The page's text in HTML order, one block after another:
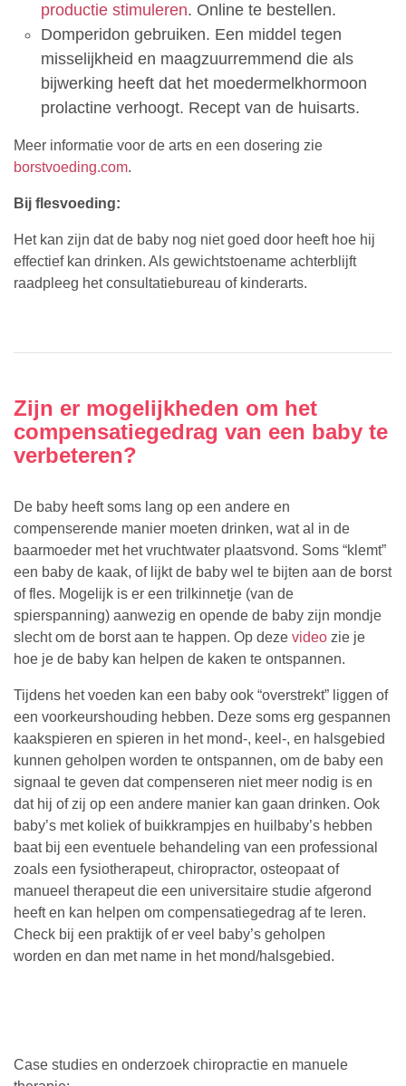
productie stimuleren. Online te bestellen.
Domperidon gebruiken. Een middel tegen
misselijkheid en maagzuurremmend die als
bijwerking heeft dat het moedermelkhormoon
prolactine verhoogt. Recept van de huisarts.
Meer informatie voor de arts en een dosering zie
borstvoeding.com.
Bij flesvoeding:
Het kan zijn dat de baby nog niet goed door heeft hoe hij
effectief kan drinken. Als gewichtstoename achterblijft
raadpleeg het consultatiebureau of kinderarts.
Zijn er mogelijkheden om het
compensatiegedrag van een baby te
verbeteren?
De baby heeft soms lang op een andere en
compenserende manier moeten drinken, wat al in de
baarmoeder met het vruchtwater plaatsvond. Soms “klemt”
een baby de kaak, of lijkt de baby wel te bijten aan de borst
of fles. Mogelijk is er een trilkinnetje (van de
spierspanning) aanwezig en opende de baby zijn mondje
slecht om de borst aan te happen. Op deze video zie je
hoe je de baby kan helpen de kaken te ontspannen.
Tijdens het voeden kan een baby ook “overstrekt” liggen of
een voorkeurshouding hebben. Deze soms erg gespannen
kaakspieren en spieren in het mond-, keel-, en halsgebied
kunnen geholpen worden te ontspannen, om de baby een
signaal te geven dat compenseren niet meer nodig is en
dat hij of zij op een andere manier kan gaan drinken. Ook
baby’s met koliek of buikkrampjes en huilbaby’s hebben
baat bij een eventuele behandeling van een professional
zoals een fysiotherapeut, chiropractor, osteopaat of
manueel therapeut die een universitaire studie afgerond
heeft en kan helpen om compensatiegedrag af te leren.
Check bij een praktijk of er veel baby’s geholpen
worden en dan met name in het mond/halsgebied.
Case studies en onderzoek chiropractie en manuele